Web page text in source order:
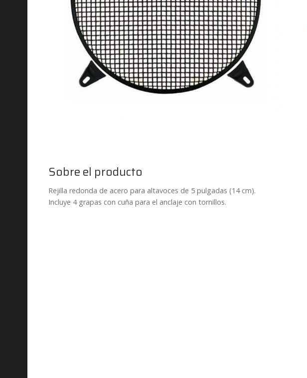
Sobre el producto
Rejilla redonda de acero para altavoces de 5 pulgadas (14 cm).
Incluye 4 grapas con cuña para el anclaje con tornillos.